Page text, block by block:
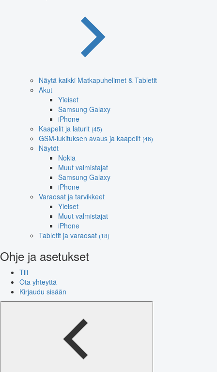
Näytä kaikki Matkapuhelimet & Tabletit
Akut
Yleiset
Samsung Galaxy
iPhone
Kaapelit ja laturit (45)
GSM-lukituksen avaus ja kaapelit (46)
Näytöt
Nokia
Muut valmistajat
Samsung Galaxy
iPhone
Varaosat ja tarvikkeet
Yleiset
Muut valmistajat
iPhone
Tabletit ja varaosat (18)
Ohje ja asetukset
Tili
Ota yhteyttä
Kirjaudu sisään